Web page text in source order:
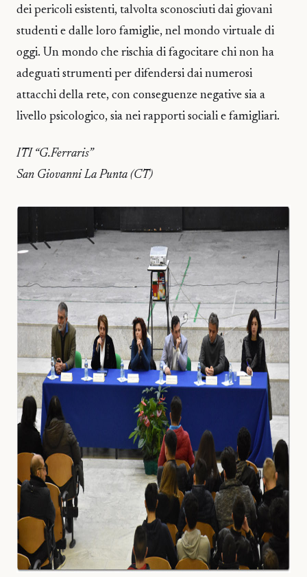
dei pericoli esistenti, talvolta sconosciuti dai giovani
studenti e dalle loro famiglie, nel mondo virtuale di
oggi. Un mondo che rischia di fagocitare chi non ha
adeguati strumenti per difendersi dai numerosi
attacchi della rete, con conseguenze negative sia a
livello psicologico, sia nei rapporti sociali e famigliari.
ITI “G.Ferraris”
San Giovanni La Punta (CT)